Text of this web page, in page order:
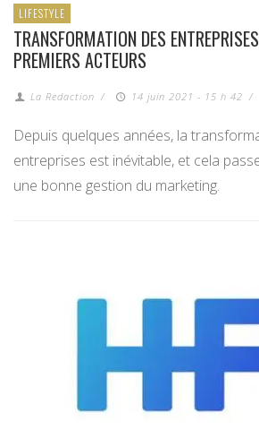
LIFESTYLE
TRANSFORMATION DES
PREMIERS ACTEURS
La Redaction / 14 juin 2021 - 15 h 42 /
Depuis quelques années, la
entreprises est inévitable, et cela
une bonne gestion du marketing.